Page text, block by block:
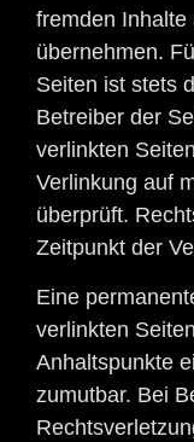
fremden
übernehmen.
Seiten ist stets
Betreiber der
verlinkten
Verlinkung auf
überprüft.
Zeitpunkt der
Eine
verlinkten
Anhaltspunkte
zumutbar. Bei